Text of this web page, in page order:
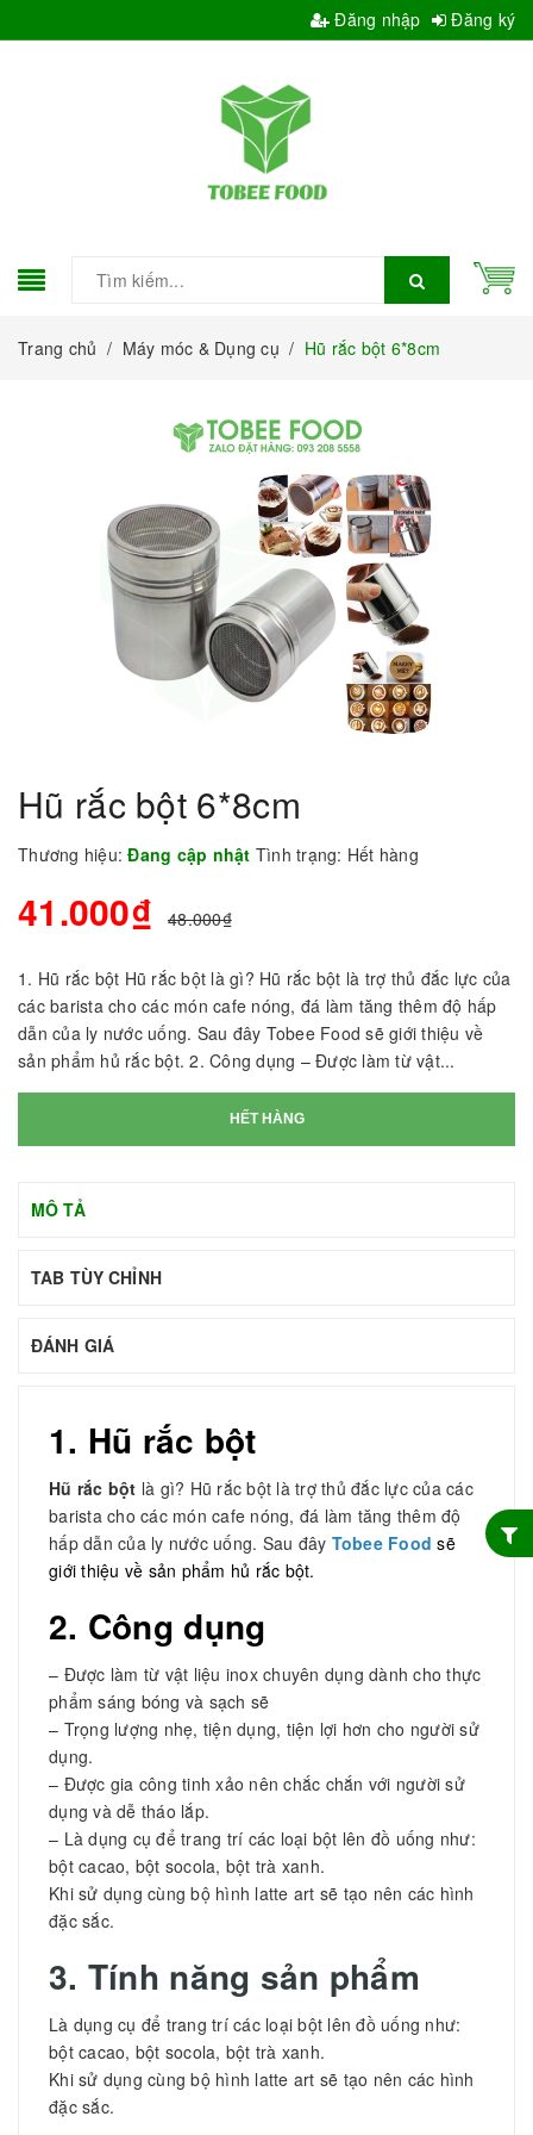
Đăng nhập Đăng ký
Trang chủ / Máy móc & Dụng cụ / Hũ rắc bột 6*8cm
Hũ rắc bột 6*8cm
Thương hiệu: Đang cập nhật Tình trạng: Hết hàng
41.000₫ 48.000₫
1. Hũ rắc bột Hũ rắc bột là gì? Hũ rắc bột là trợ thủ đắc lực của
các barista cho các món cafe nóng, đá làm tăng thêm độ hấp
dẫn của ly nước uống. Sau đây Tobee Food sẽ giới thiệu về
sản phẩm hủ rắc bột. 2. Công dụng – Được làm từ vật...
HẾT HÀNG
MÔ TẢ
TAB TÙY CHỈNH
ĐÁNH GIÁ
1. Hũ rắc bột
Hũ rắc bột là gì? Hũ rắc bột là trợ thủ đắc lực của các
barista cho các món cafe nóng, đá làm tăng thêm độ
hấp dẫn của ly nước uống. Sau đây Tobee Food sẽ
giới thiệu về sản phẩm hủ rắc bột.
2. Công dụng
– Được làm từ vật liệu inox chuyên dụng dành cho thực
phẩm sáng bóng và sạch sẽ
– Trọng lượng nhẹ, tiện dụng, tiện lợi hơn cho người sử
dụng.
– Được gia công tinh xảo nên chắc chắn với người sử
dụng và dễ tháo lắp.
– Là dụng cụ để trang trí các loại bột lên đồ uống như:
bột cacao, bột socola, bột trà xanh.
Khi sử dụng cùng bộ hình latte art sẽ tạo nên các hình
đặc sắc.
3. Tính năng sản phẩm
Là dụng cụ để trang trí các loại bột lên đồ uống như:
bột cacao, bột socola, bột trà xanh.
Khi sử dụng cùng bộ hình latte art sẽ tạo nên các hình
đặc sắc.